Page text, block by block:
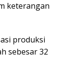
keterangan
produksi
sebesar 32